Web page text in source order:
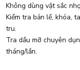
Không dùng vật sắc
Kiểm tra bản lề, khóa,
tru.
Tra dầu mỡ chuyên
tháng/lần.